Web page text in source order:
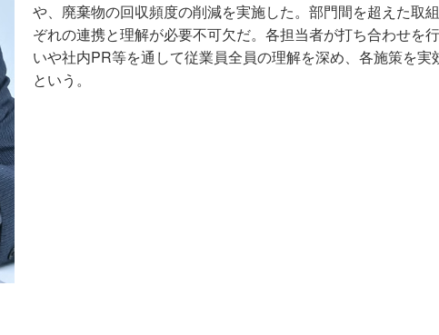
や、廃棄物の回収頻度の削減を実施した。部門間を超えた取
ぞれの連携と理解が必要不可欠だ。各担当者が打ち合わせを
いや社内PR等を通して従業員全員の理解を深め、各施策を実
という。